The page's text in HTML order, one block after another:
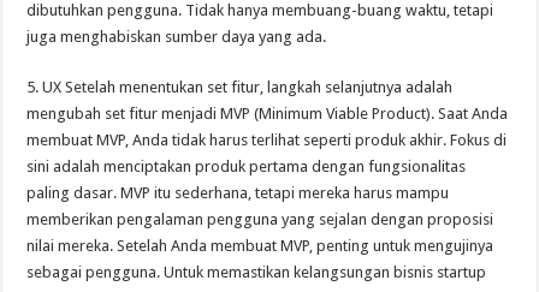
dibutuhkan pengguna. Tidak hanya membuang-buang waktu, tetapi
juga menghabiskan sumber daya yang ada.
5. UX Setelah menentukan set fitur, langkah selanjutnya adalah
mengubah set fitur menjadi MVP (Minimum Viable Product). Saat Anda
membuat MVP, Anda tidak harus terlihat seperti produk akhir. Fokus di
sini adalah menciptakan produk pertama dengan fungsionalitas
paling dasar. MVP itu sederhana, tetapi mereka harus mampu
memberikan pengalaman pengguna yang sejalan dengan proposisi
nilai mereka. Setelah Anda membuat MVP, penting untuk mengujinya
sebagai pengguna. Untuk memastikan kelangsungan bisnis startup